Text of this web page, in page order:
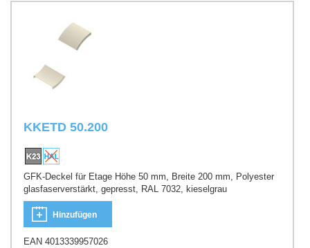
KKETD 50.200
GFK-Deckel für Etage Höhe 50 mm, Breite 200 mm, Polyester
glasfaserverstärkt, gepresst, RAL 7032, kieselgrau
Hinzufügen
EAN 4013339957026